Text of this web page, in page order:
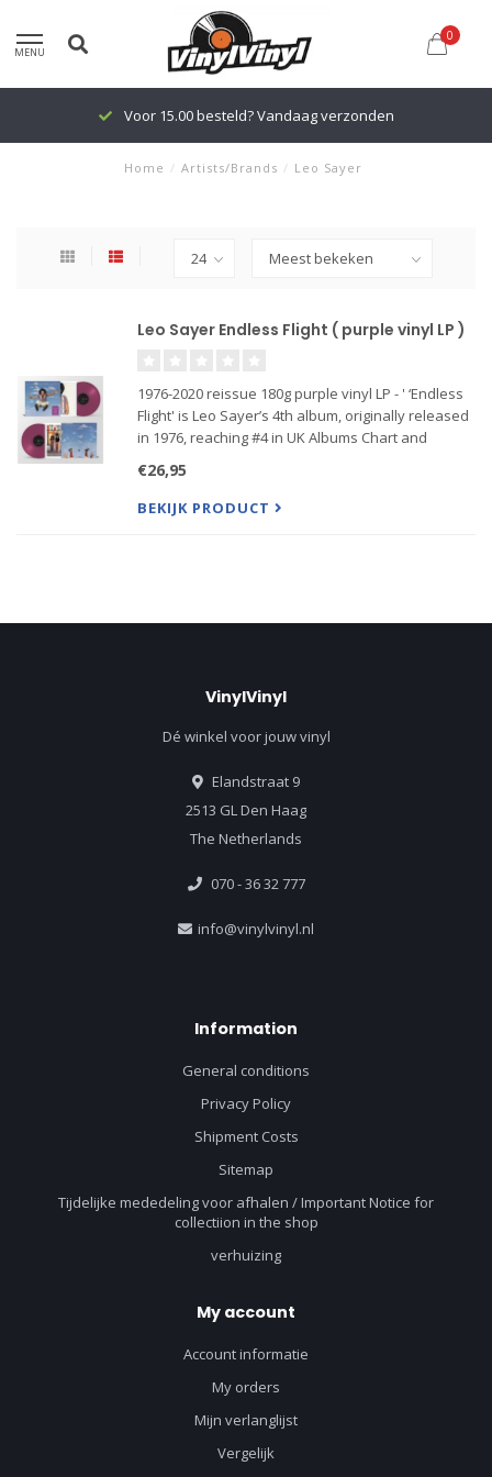
MENU
0
Voor 15.00 besteld? Vandaag verzonden
Home / Artists/Brands / Leo Sayer
Leo Sayer Endless Flight ( purple vinyl LP )
1976-2020 reissue 180g purple vinyl LP - ' ‘Endless
Flight' is Leo Sayer’s 4th album, originally released
in 1976, reaching #4 in UK Albums Chart and
Dancing’ (also a US #1), ‘How Much Love’ and the
Transatl
€26,95
BEKIJK PRODUCT
VinylVinyl
Dé winkel voor jouw vinyl
Elandstraat 9
2513 GL Den Haag
The Netherlands
070 - 36 32 777
info@vinylvinyl.nl
Information
General conditions
Privacy Policy
Shipment Costs
Sitemap
Tijdelijke mededeling voor afhalen / Important Notice for
collectiion in the shop
verhuizing
My account
Account informatie
My orders
Mijn verlanglijst
Vergelijk